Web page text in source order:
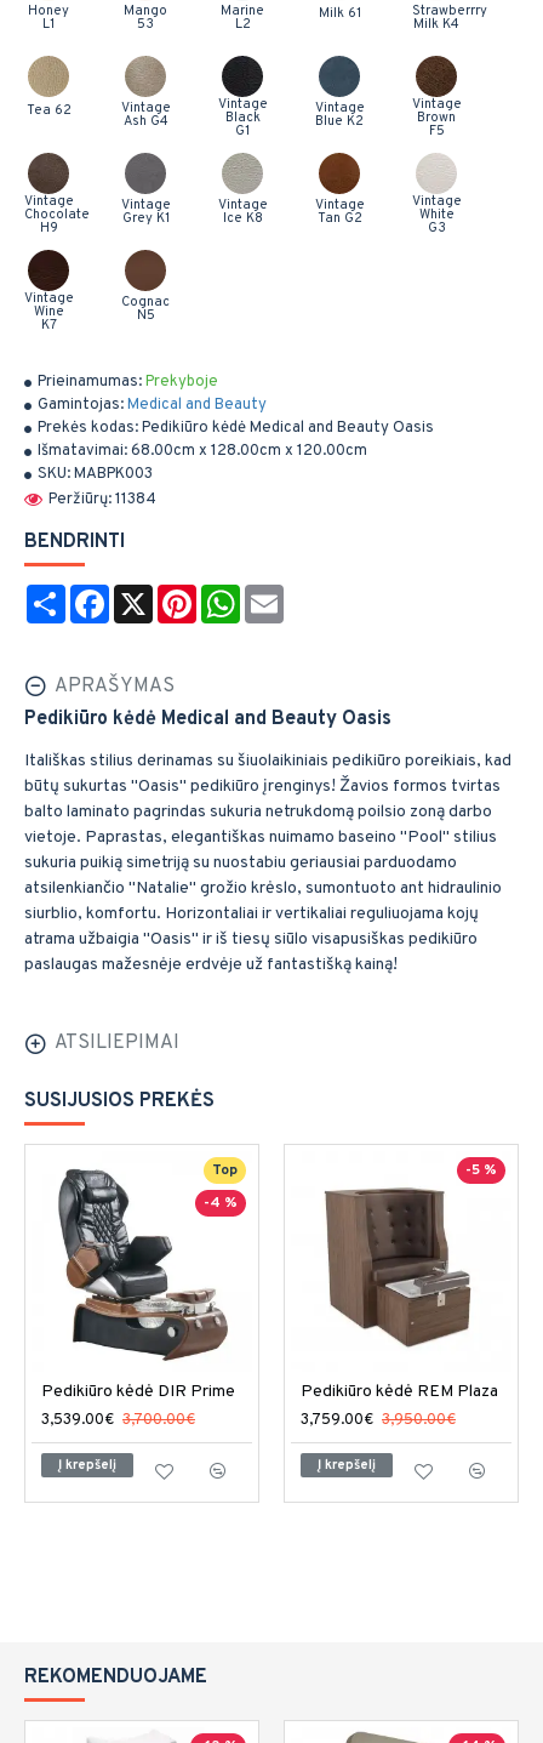
Prieinamumas:Prekyboje
Gamintojas:Medical and Beauty
Prekės kodas:Pedikiūro kėdė Medical and Beauty Oasis
Išmatavimai:68.00cm x 128.00cm x 120.00cm
SKU:MABPK003
Peržiūrų: 11384
Honey
L1
Mango
53
Marine
L2
Milk 61 Strawberrry
Milk K4
Tea 62 Vintage
Ash G4
Vintage
Black
G1
Vintage
Blue K2
Vintage
Brown
F5
Vintage
Chocolate
H9
Vintage
Grey K1
Vintage
Ice K8
Vintage
Tan G2
Vintage
White
G3
Vintage
Wine
K7
Cognac
N5
BENDRINTI
Share Facebook
X PinterestWhatsApp
APRAŠYMAS
Pedikiūro kėdė Medical and Beauty Oasis
Itališkas stilius derinamas su šiuolaikiniais pedikiūro poreikiais, kad
būtų sukurtas "Oasis" pedikiūro įrenginys! Žavios formos tvirtas
balto laminato pagrindas sukuria netrukdomą poilsio zoną darbo
vietoje. Paprastas, elegantiškas nuimamo baseino "Pool" stilius
sukuria puikią simetriją su nuostabiu geriausiai parduodamo
atsilenkiančio "Natalie" grožio krėslo, sumontuoto ant hidraulinio
siurblio, komfortu. Horizontaliai ir vertikaliai reguliuojama kojų
atrama užbaigia "Oasis" ir iš tiesų siūlo visapusiškas pedikiūro
paslaugas mažesnėje erdvėje už fantastišką kainą!
ATSILIEPIMAI
SUSIJUSIOS PREKĖS
Top
-4 %
Pedikiūro kėdė DIR Prime
3,539.00€ 3,700.00€
Į krepšelį
-5 %
Pedikiūro kėdė REM Plaza
3,759.00€ 3,950.00€
Į krepšelį
REKOMENDUOJAME